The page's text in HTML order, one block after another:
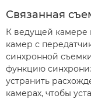
Связанная
К ведущей камере
камер с
синхронной
функцию
устранить
камерах, чтобы